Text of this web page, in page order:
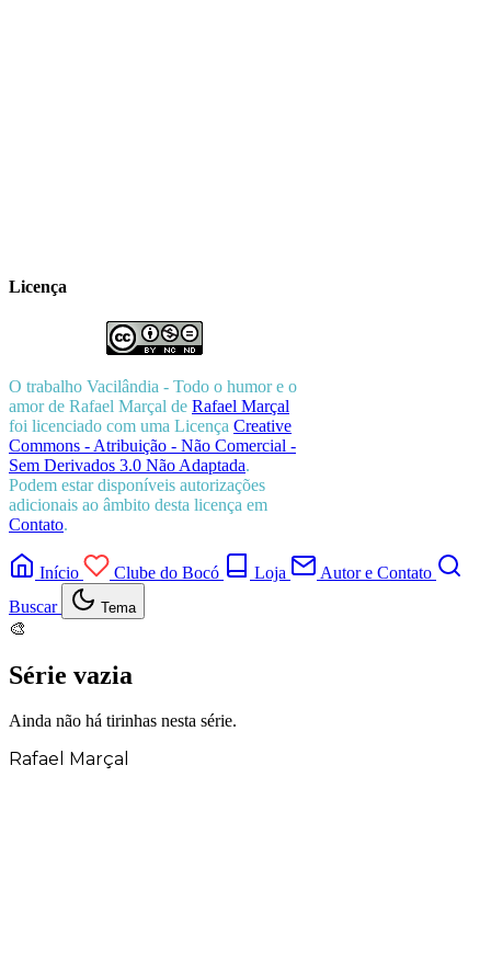
Licença
O trabalho Vacilândia - Todo o humor e o
amor de Rafael Marçal de Rafael Marçal
foi licenciado com uma Licença Creative
Commons - Atribuição - Não Comercial -
Sem Derivados 3.0 Não Adaptada.
Podem estar disponíveis autorizações
adicionais ao âmbito desta licença em
Contato.
Início Clube do Bocó Loja
Autor e Contato
Buscar
Tema
🎨
Série vazia
Ainda não há tirinhas nesta série.
Rafael Marçal